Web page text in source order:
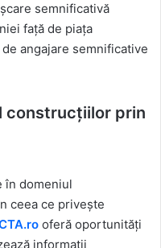
semnificativă
față de piața
angajare semnificative
construcțiilor prin
în domeniul
ceea ce privește
oferă oportunități
informații